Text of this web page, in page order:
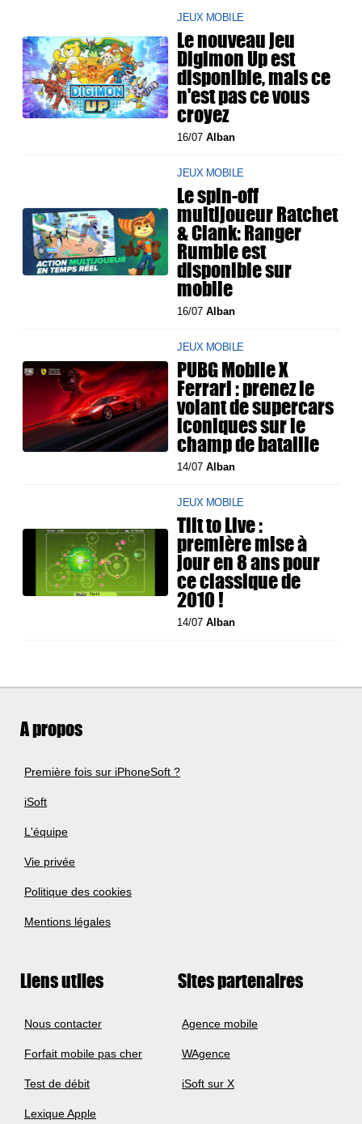
JEUX MOBILE
Le nouveau jeu
Digimon Up est
disponible, mais ce
n'est pas ce vous
croyez
16/07Alban
JEUX MOBILE
Le spin-off
multijoueur Ratchet
& Clank: Ranger
Rumble est
disponible sur
mobile
16/07Alban
JEUX MOBILE
PUBG Mobile X
Ferrari : prenez le
volant de supercars
iconiques sur le
champ de bataille
14/07Alban
JEUX MOBILE
Tilt to Live :
première mise à
jour en 8 ans pour
ce classique de
2010 !
14/07Alban
A propos
Première fois sur iPhoneSoft ?
iSoft
L'équipe
Vie privée
Politique des cookies
Mentions légales
Liens utiles
Nous contacter
Forfait mobile pas cher
Test de débit
Lexique Apple
Sites partenaires
Agence mobile
WAgence
iSoft sur X